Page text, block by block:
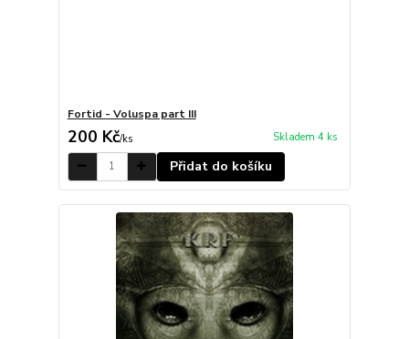
Fortid - Voluspa part III
200 Kč/ks Skladem 4 ks
Přidat do košíku